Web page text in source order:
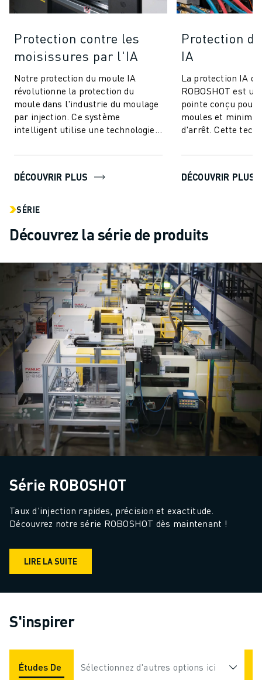
Protection contre les
moisissures par l'IA
Notre protection du moule IA
révolutionne la protection du
moule dans l'industrie du moulage
par injection. Ce système
intelligent utilise une technologie
offrir ...
DÉCOUVRIR PLUS
Protection
IA
La protection IA
ROBOSHOT est
pointe conçu pour
moules et
d'arrêt. Cette
couple pour une...
DÉCOUVRIR PLUS
SÉRIE
Découvrez la série de produits
Série ROBOSHOT
Taux d'injection rapides, précision et exactitude.
Découvrez notre série ROBOSHOT dès maintenant !
LIRE LA SUITE
S'inspirer
Études De Cas Applications Industries
Sélectionnez d'autres options ici